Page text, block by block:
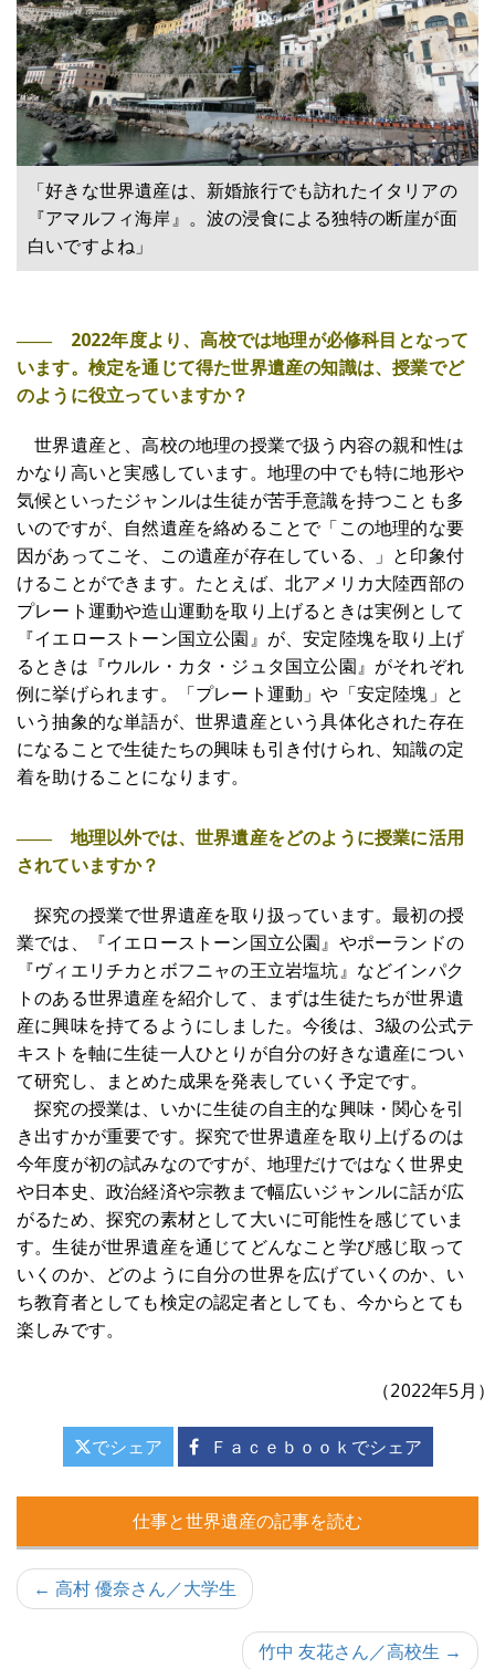
「好きな世界遺産は、新婚旅行でも訪れたイタリアの
『アマルフィ海岸』。波の浸食による独特の断崖が面
白いですよね」
―― 2022年度より、高校では地理が必修科目となって
います。検定を通じて得た世界遺産の知識は、授業でど
のように役立っていますか？
世界遺産と、高校の地理の授業で扱う内容の親和性は
かなり高いと実感しています。地理の中でも特に地形や
気候といったジャンルは生徒が苦手意識を持つことも多
いのですが、自然遺産を絡めることで「この地理的な要
因があってこそ、この遺産が存在している、」と印象付
けることができます。たとえば、北アメリカ大陸西部の
プレート運動や造山運動を取り上げるときは実例として
『イエローストーン国立公園』が、安定陸塊を取り上げ
るときは『ウルル・カタ・ジュタ国立公園』がそれぞれ
例に挙げられます。「プレート運動」や「安定陸塊」と
いう抽象的な単語が、世界遺産という具体化された存在
になることで生徒たちの興味も引き付けられ、知識の定
着を助けることになります。
―― 地理以外では、世界遺産をどのように授業に活用
されていますか？
探究の授業で世界遺産を取り扱っています。最初の授
業では、『イエローストーン国立公園』やポーランドの
『ヴィエリチカとボフニャの王立岩塩坑』などインパク
トのある世界遺産を紹介して、まずは生徒たちが世界遺
産に興味を持てるようにしました。今後は、3級の公式テ
キストを軸に生徒一人ひとりが自分の好きな遺産につい
て研究し、まとめた成果を発表していく予定です。
探究の授業は、いかに生徒の自主的な興味・関心を引
き出すかが重要です。探究で世界遺産を取り上げるのは
今年度が初の試みなのですが、地理だけではなく世界史
や日本史、政治経済や宗教まで幅広いジャンルに話が広
がるため、探究の素材として大いに可能性を感じていま
す。生徒が世界遺産を通じてどんなこと学び感じ取って
いくのか、どのように自分の世界を広げていくのか、い
ち教育者としても検定の認定者としても、今からとても
楽しみです。
（2022年5月）
でシェア Ｆａｃｅｂｏｏｋでシェア
仕事と世界遺産の記事を読む
投← 高村 優奈さん／大学生
竹中 友花さん／高校生 →